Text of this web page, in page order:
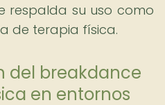
respalda su uso como
de terapia física.
del breakdance
en entornos